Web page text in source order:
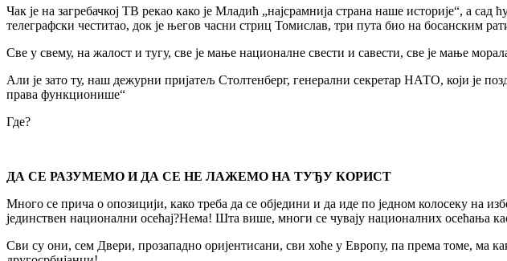
Чак је на загребачкој ТВ рекао како је Младић „најсрамнија страна наше историје“, а
телеграфски честитао, док је његов часни стриц Томислав, три пута био на босанским
Све у свему, на жалост и тугу, све је мање националне свести и савести, све је мање
Али је зато ту, наш дежурни пријатељ Столтенберг, генерални секретар НАТО, који је
права функционише“
Где?
ДА СЕ РАЗУМЕМО И ДА СЕ НЕ ЛАЖЕМО НА ТУЂУ КОРИСТ
Много се прича о опозицији, како треба да се обједини и да иде по једном колосеку на
јединствен национални осећај?Нема! Шта више, многи се чувају националних осећања
Сви су они, сем Двери, прозападно оријентисани, сви хоће у Европу, па према томе, ма